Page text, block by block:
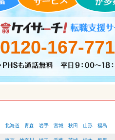
0120-167-771
北海道 青森 岩手 宮城 秋田 山形 福島